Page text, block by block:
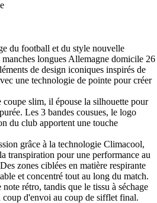
du football et du style nouvelle
longues Allemagne domicile 26
de design iconiques inspirés de
une technologie de pointe pour créer
coupe slim, il épouse la silhouette pour
Les 3 bandes cousues, le logo
du club apportent une touche
grâce à la technologie Climacool,
transpiration pour une performance au
zones ciblées en matière respirante
et concentré tout au long du match.
rétro, tandis que le tissu à séchage
coup d'envoi au coup de sifflet final.